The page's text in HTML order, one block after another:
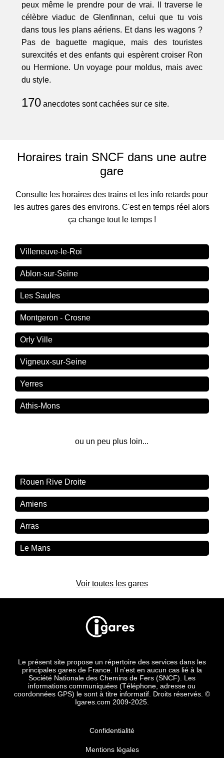
peux même le prendre pour de vrai. Il traverse le
célèbre viaduc de Glenfinnan, celui que tu vois
dans tous les plans aériens. Et dans les wagons ?
Pas de baguette magique, mais des touristes
surexcités et des enfants qui espèrent croiser Ron
ou Hermione. Un voyage pour moldus, mais avec
du style.
170anecdotes sont cachées sur ce site.
Horaires train SNCF dans une autre
gare
Consulte les horaires des trains et les info retards pour
les autres gares des environs. C'est en temps réel alors
ça change tout le temps !
Villeneuve-le-Roi
Ablon-sur-Seine
Les Saules
Montgeron - Crosne
Orly Ville
Vigneux-sur-Seine
Yerres
Athis-Mons
ou un peu plus loin...
Rouen Rive Droite
Amiens
Arras
Le Mans
Voir toutes les gares
Le présent site propose un répertoire des services dans les
principales gares de France. Il n'est en aucun cas lié à la
Société Nationale des Chemins de Fers (SNCF). Les
informations communiquées (Téléphone, adresse ou
coordonnées GPS) le sont à titre informatif. Droits réservés. ©
Igares.com 2009-2025.
Confidentialité
Mentions légales